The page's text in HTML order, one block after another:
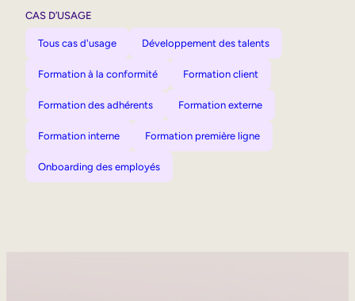
CAS D’USAGE
Tous cas d'usage Développement des talents
Formation à la conformité Formation client
Formation des adhérents Formation externe
Formation interne Formation première ligne
Onboarding des employés